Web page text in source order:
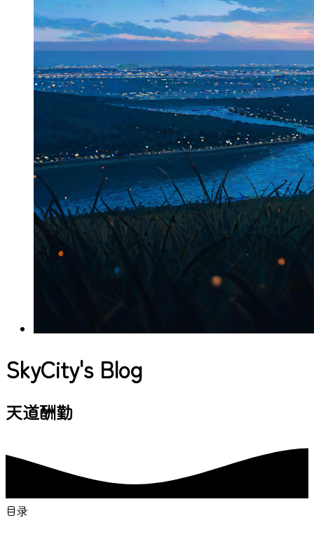
SkyCity's Blog
与你一起发现更大的
目录